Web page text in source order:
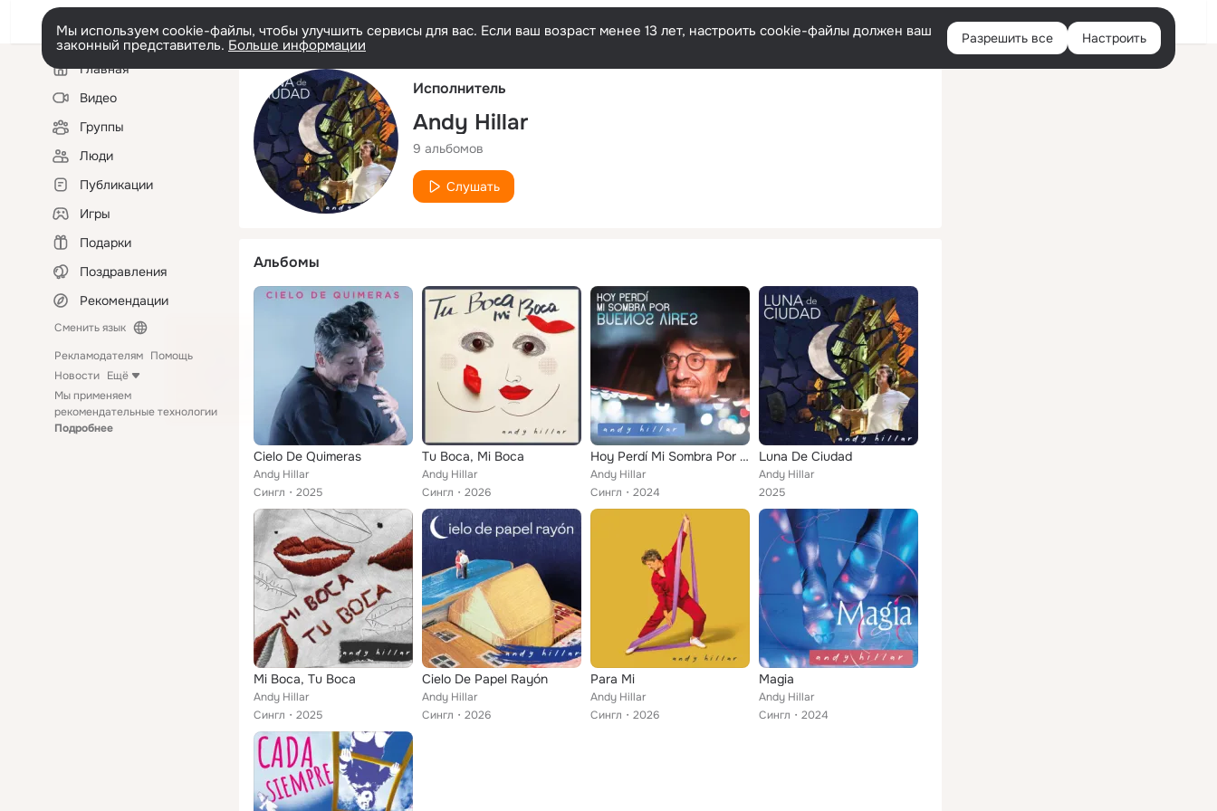
Русский Войти
Мы используем cookie-файлы, чтобы улучшить сервисы для вас. Если ваш возраст менее 13 лет, настроить cookie-файлы должен ваш
законный представитель. Больше информации Разрешить все Настроить
Левая
колонкаГлавная
Видео
Группы
Люди
Публикации
Игры
Подарки
Поздравления
Рекомендации
Сменить язык
Рекламодателям Помощь
Новости Ещё
Мы применяем
рекомендательные технологии
Подробнее
Исполнитель
Andy Hillar
9 альбомов
Слушать
Альбомы
Cielo De Quimeras
Andy Hillar
Сингл
2025
Tu Boca, Mi Boca
Andy Hillar
Сингл
2026
Hoy Perdí Mi Sombra Por Buenos Aires
Andy Hillar
Сингл
2024
Luna De Ciudad
Andy Hillar
2025
Mi Boca, Tu Boca
Andy Hillar
Сингл
2025
Cielo De Papel Rayón
Andy Hillar
Сингл
2026
Para Mi
Andy Hillar
Сингл
2026
Magia
Andy Hillar
Сингл
2024